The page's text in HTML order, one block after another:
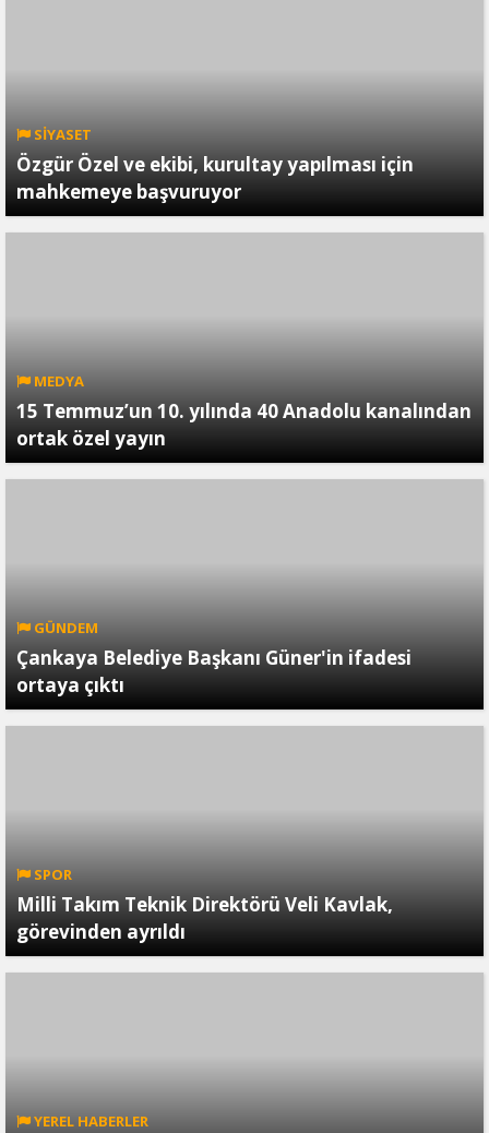
SİYASET
Özgür Özel ve ekibi, kurultay yapılması için
mahkemeye başvuruyor
MEDYA
15 Temmuz’un 10. yılında 40 Anadolu kanalından
ortak özel yayın
GÜNDEM
Çankaya Belediye Başkanı Güner'in ifadesi
ortaya çıktı
SPOR
Milli Takım Teknik Direktörü Veli Kavlak,
görevinden ayrıldı
YEREL HABERLER